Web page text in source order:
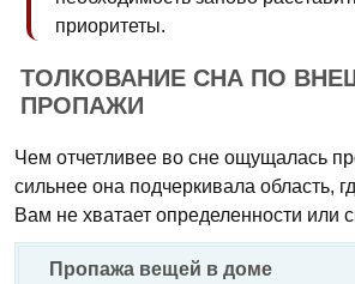
приоритеты.
ТОЛКОВАНИЕ СНА ПО
ПРОПАЖИ
Чем отчетливее во сне ощущалась
сильнее она подчеркивала область,
Вам не хватает определенности или
Пропажа вещей в доме